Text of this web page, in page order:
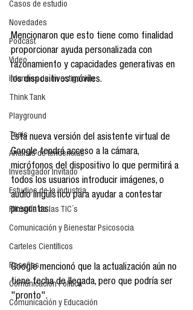
Casos de estudio
Novedades
Podcast
Video
Informes de investigación
Think Tank
Playground
Tesis
Análisis de tendencias
Investigador Invitado
Estudios de la industria
Filosofía de las TIC´s
Comunicación y Bienestar Psicosocia
Carteles Científicos
Reseñas
Comunicación Política
Comunicación y Educación
Mencionaron que esto tiene como finalidad
proporcionar ayuda personalizada con
razonamiento y capacidades generativas en
los dispositivos móviles.
Esta nueva versión del asistente virtual de
Google tendrá acceso a la cámara,
micrófonos del dispositivo lo que permitirá a
todos los usuarios introducir imágenes, o
audio lingüístico para ayudar a contestar
preguntas.
Google mencionó que la actualización aún no
tiene fecha de llegada, pero que podría ser
"pronto".